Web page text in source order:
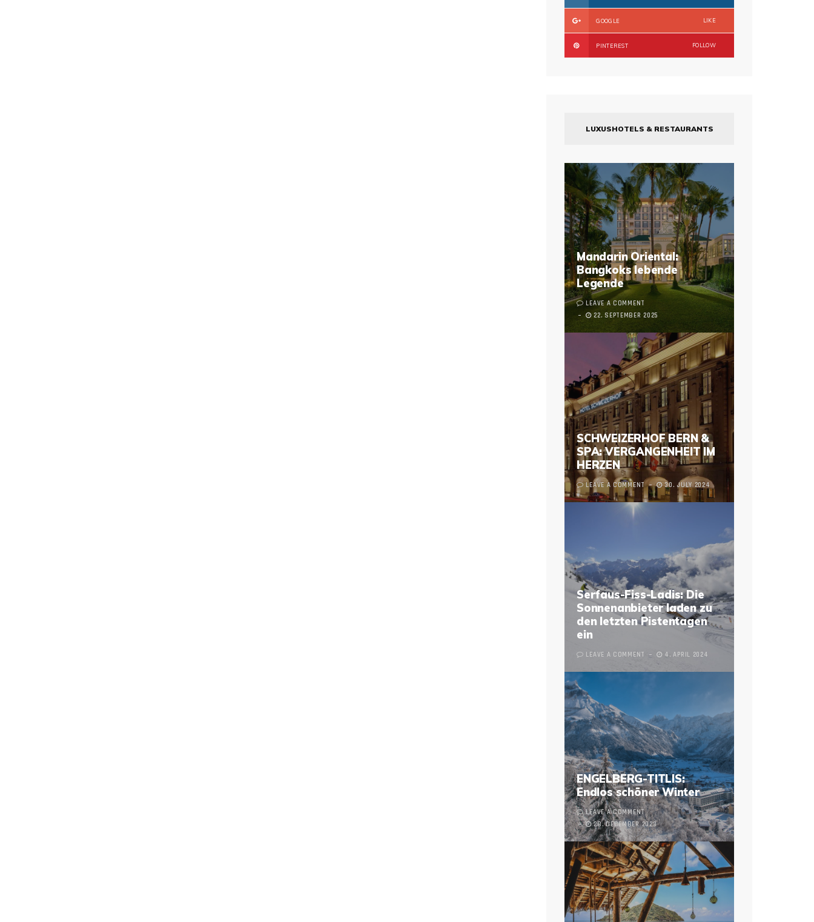
GOOGLE LIKE
PINTEREST FOLLOW
LUXUSHOTELS & RESTAURANTS
Mandarin Oriental:
Bangkoks lebende
Legende
LEAVE A COMMENT
22. SEPTEMBER 2025
SCHWEIZERHOF BERN &
SPA: VERGANGENHEIT IM
HERZEN
LEAVE A COMMENT 30. JULY 2024
Serfaus-Fiss-Ladis: Die
Sonnenanbieter laden zu
den letzten Pistentagen
ein
LEAVE A COMMENT 4. APRIL 2024
ENGELBERG-TITLIS:
Endlos schöner Winter
LEAVE A COMMENT
28. DECEMBER 2023